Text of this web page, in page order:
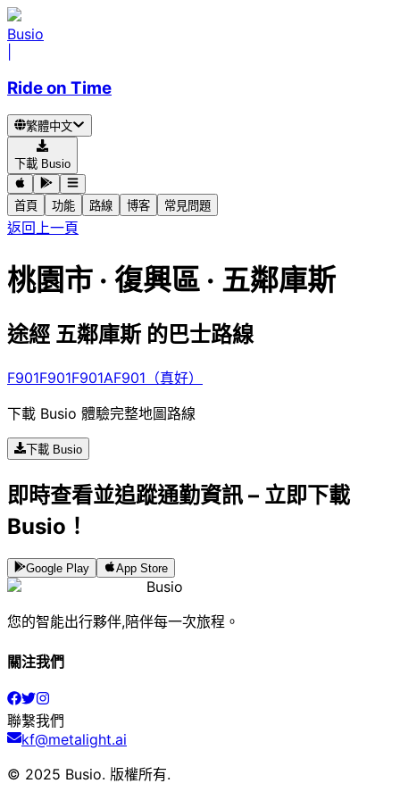
Busio
Ride on Time
繁體中文
下載 Busio
首頁 功能 路線 博客 常見問題
返回上一頁
桃園市 · 復興區 · 五鄰庫斯
途經 五鄰庫斯 的巴士路線
F901F901F901AF901（真好）
下載 Busio 體驗完整地圖路線
下載 Busio
即時查看並追蹤通勤資訊 – 立即下載
Busio！
Google Play App Store
Busio
您的智能出行夥伴,陪伴每一次旅程。
關注我們
聯繫我們
kf@metalight.ai
© 2025 Busio. 版權所有.